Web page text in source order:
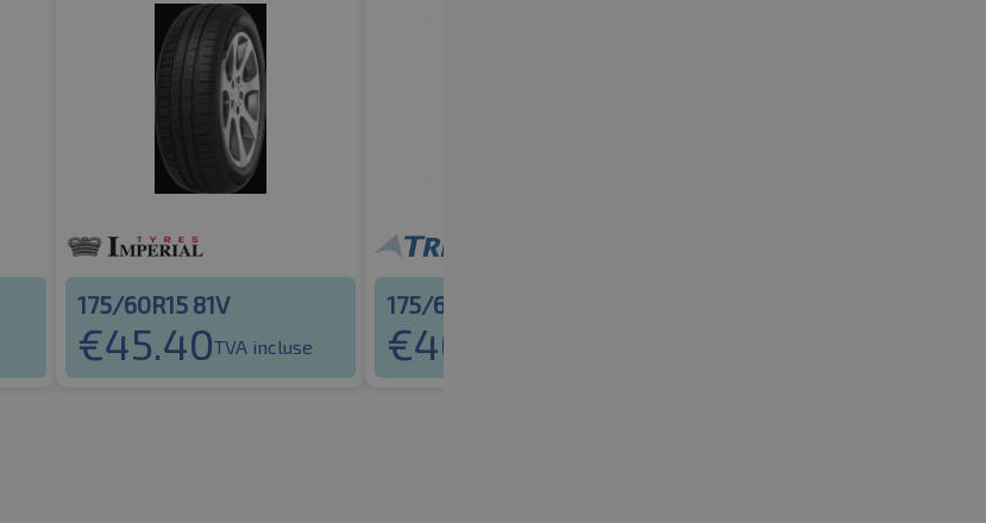
175/60R15 81V
€45.40TVA incluse
175/60R15 81V
€46.68